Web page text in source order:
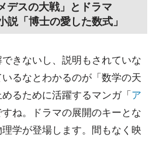
デスの大戦」とドラマ
説「博士の愛した数式」
きないし、説明もされていな
るなとわかるのが「数学の天
るために活躍するマンガ「 ア
すね。ドラマの展開のキーとな
学が登場します。間もなく映